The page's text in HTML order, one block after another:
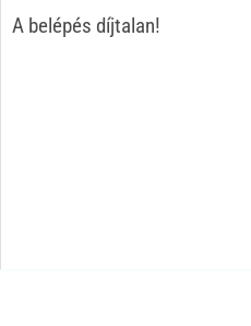
A belépés díjtalan!